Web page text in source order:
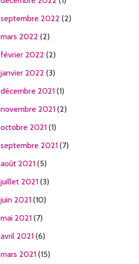
septembre 2022 (2)
mars 2022 (2)
février 2022 (2)
janvier 2022 (3)
décembre 2021(1)
novembre 2021(2)
octobre 2021(1)
septembre 2021(7)
août 2021(5)
juillet 2021(3)
juin 2021(10)
mai 2021(7)
avril 2021(6)
mars 2021(15)